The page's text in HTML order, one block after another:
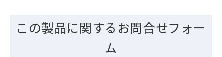
この製品に関するお問合せフォー
ム